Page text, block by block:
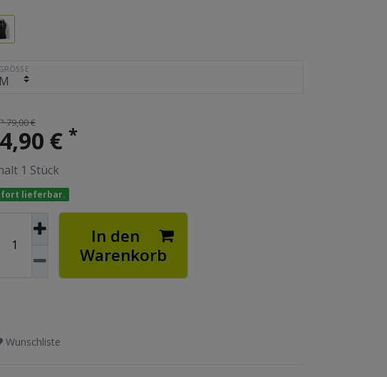
GRÖSSE
79,00 €
€ *
1 Stück
lieferbar.
In den
Warenkorb
Wunschliste